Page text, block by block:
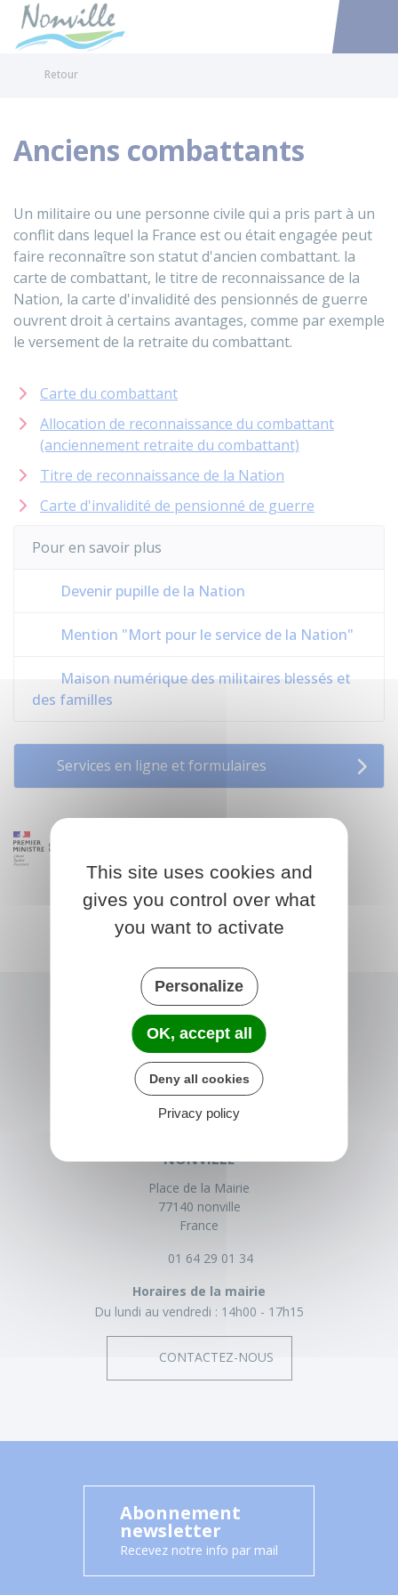
Accéder
Retour
Anciens combattants
Un militaire ou une personne civile qui a pris part à un
conflit dans lequel la France est ou était engagée peut
faire reconnaître son statut d'ancien combattant. la
carte de combattant, le titre de reconnaissance de la
Nation, la carte d'invalidité des pensionnés de guerre
ouvrent droit à certains avantages, comme par exemple
le versement de la retraite du combattant.
Carte du combattant
Allocation de reconnaissance du combattant
(anciennement retraite du combattant)
Titre de reconnaissance de la Nation
Carte d'invalidité de pensionné de guerre
Pour en savoir plus
Devenir pupille de la Nation
Mention "Mort pour le service de la Nation"
Maison numérique des militaires blessés et
des familles
Services en ligne et formulaires
NONVILLE
Place de la Mairie
77140 nonville
France
01 64 29 01 34
Horaires de la mairie
Du lundi au vendredi : 14h00 - 17h15
CONTACTEZ-NOUS
Abonnement
newsletter
Recevez notre info par mail
This site uses cookies and
gives you control over what
you want to activate
Personalize
OK, accept all
Deny all cookies
Privacy policy